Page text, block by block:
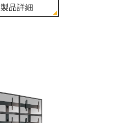
製品詳細